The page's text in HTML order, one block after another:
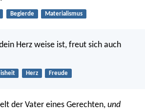
Begierde Materialismus
Herz weise ist, freut sich auch
Herz Freude
der Vater eines Gerechten, und